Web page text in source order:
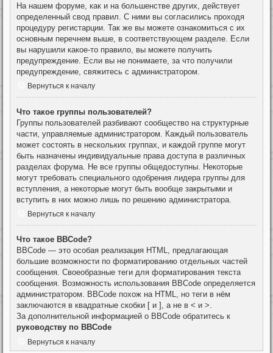
На нашем форуме, как и на большенстве других, действует
определенный свод правил. С ними вы согласились проходя
процедуру регистарции. Так же вы можете ознакомиться с их
основным перечнем выше, в соответствующем разделе. Если
вы нарушили какое-то правило, вы можете получить
предупреждение. Если вы не понимаете, за что получили
предупреждение, свяжитесь с администратором.
Вернуться к началу
Что такое группы пользователей?
Группы пользователей разбивают сообщество на структурные
части, управляемые администратором. Каждый пользователь
может состоять в нескольких группах, и каждой группе могут
быть назначены индивидуальные права доступа в различных
разделах форума. Не все группы общедоступны. Некоторые
могут требовать специального одобрения лидера группы для
вступления, а некоторые могут быть вообще закрытыми и
вступить в них можно лишь по решению администратора.
Вернуться к началу
Что такое BBCode?
BBCode — это особая реализация HTML, предлагающая
большие возможности по форматированию отдельных частей
сообщения. Своеобразные теги для форматирования текста
сообщения. Возможность использования BBCode определяется
администратором. BBCode похож на HTML, но теги в нём
заключаются в квадратные скобки [ и ], а не в < и >.
За дополнительной информацией о BBCode обратитесь к
руководству по BBCode
Вернуться к началу